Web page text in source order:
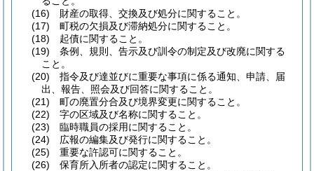
(16)
財産の取得、交換及び処分に関すること。
(17)
町税の欠損及び滞納処分に関すること。
(18)
起債に関すること。
(19)
条例、規則、告示及び訓令の制定及び改廃に関する
こと。
(20)
指令及び達並びに重要な事項に係る通知、申請、届
出、報告、照会及び回答に関すること。
(21)
町の廃置分合及び境界変更に関すること。
(22)
字の区域及び名称に関すること。
(23)
臨時職員の採用に関すること。
(24)
広報の編集及び発行に関すること。
(25)
重要な許認可に関すること。
(26)
保育所入所者の認定に関すること。